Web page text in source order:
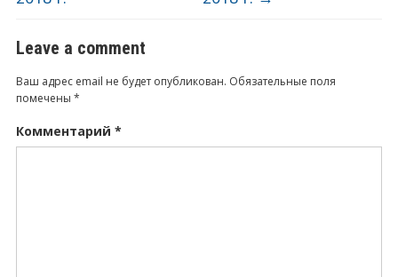
Leave a comment
Ваш адрес email не будет опубликован. Обязательные поля
помечены *
Комментарий *